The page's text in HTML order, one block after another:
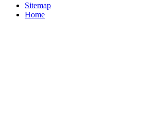
Sitemap
Home